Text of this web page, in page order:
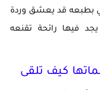
بطبعه قد يعشق وردة
فيها رائحة تقنعه
كيف تلقى